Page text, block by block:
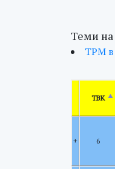
Теми на
ТРМ в
ТВК
+ 6